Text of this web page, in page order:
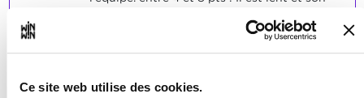
Ce site web utilise des cookies.
intervention de ses collègues ou
supérieurs, des chargements seraient en
Il est incapable de charger correctement